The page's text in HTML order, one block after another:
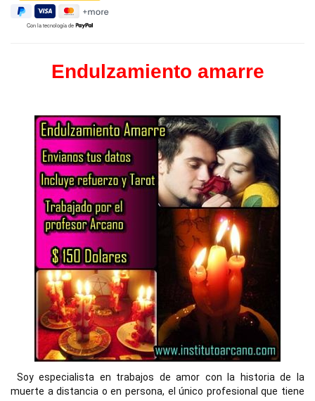
Con la tecnología de
Endulzamiento amarre
Soy especialista en trabajos de amor con la historia de la
muerte a distancia o en persona, el único profesional que tiene